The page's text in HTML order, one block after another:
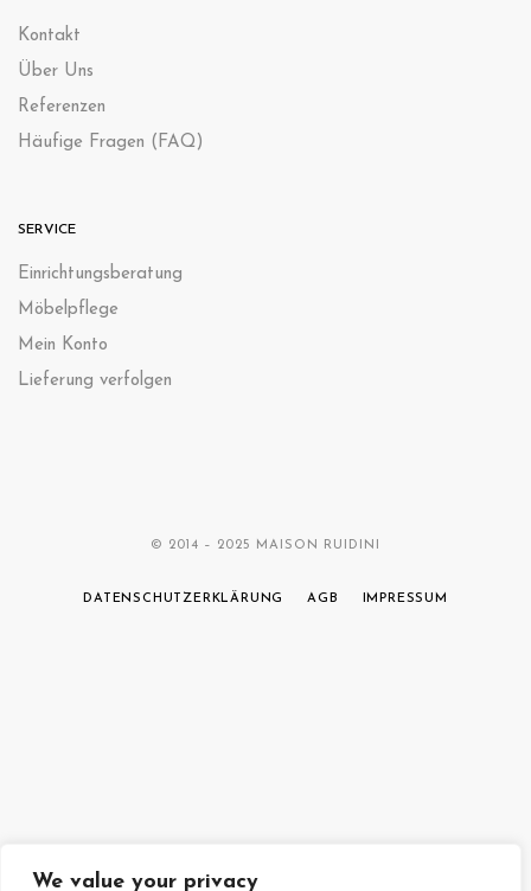
We value your privacy
Kontakt
Über Uns
Referenzen
Häufige Fragen (FAQ)
SERVICE
Einrichtungsberatung
Möbelpflege
Mein Konto
Lieferung verfolgen
© 2014 – 2025 MAISON RUIDINI
DATENSCHUTZERKLÄRUNG AGB IMPRESSUM